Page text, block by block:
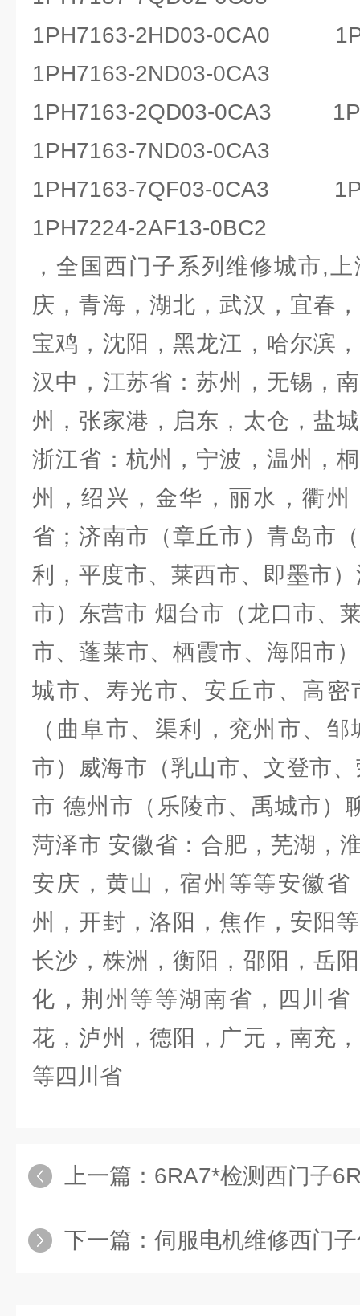
1PH7163-2HD03-0CA0
1PH7163-2ND03-0CA3
1PH7163-2QD03-0CA3
1PH7163-7ND03-0CA3
1PH7163-7QF03-0CA3
1PH7224-2AF13-0BC2
，全国西门子系列维修城市,
庆，青海，湖北，武汉，宜春
宝鸡，沈阳，黑龙江，哈尔滨
汉中，江苏省：苏州，无锡，
州，张家港，启东，太仓，盐
浙江省：杭州，宁波，温州，
州，绍兴，金华，丽水，衢
省；济南市（章丘市）青岛市
利，平度市、莱西市、即墨市
市）东营市 烟台市（龙口市、
市、蓬莱市、栖霞市、海阳市
城市、寿光市、安丘市、高密
（曲阜市、渠利，兖州市、
市）威海市（乳山市、文登市
市 德州市（乐陵市、禹城市）
菏泽市 安徽省：合肥，芜湖，
安庆，黄山，宿州等等安徽
州，开封，洛阳，焦作，安阳
长沙，株洲，衡阳，邵阳，岳
化，荆州等等湖南省，四川省
花，泸州，德阳，广元，南充
等四川省
上一篇： 6RA7*检测西门子
下一篇： 伺服电机维修西门